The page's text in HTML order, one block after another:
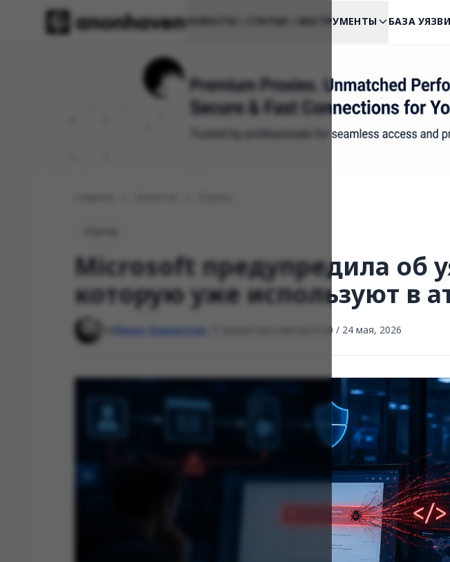
НОВОСТИ ИНСТРУМЕНТЫ БАЗА
Microsoft предупредила об
которую уже используют в
Маша Даровская 16:20 / 24 мая, 2026